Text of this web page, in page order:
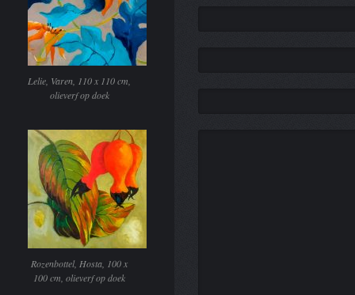
Lelie, Varen, 110 x 110 cm,
olieverf op doek
Rozenbottel, Hosta, 100 x
100 cm, olieverf op doek